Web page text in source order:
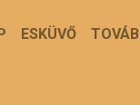
ESKÜVŐ